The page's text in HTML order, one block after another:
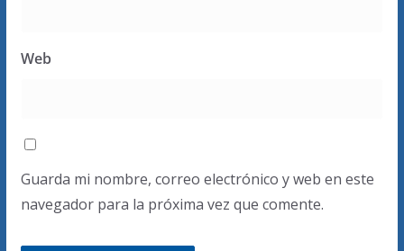
Web
Guarda mi nombre, correo electrónico y web en este
navegador para la próxima vez que comente.